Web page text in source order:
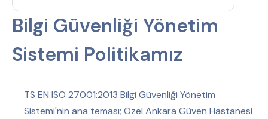
Bilgi Güvenliği Yönetim
Sistemi Politikamız
TS EN ISO 27001:2013 Bilgi Güvenliği Yönetim
Sistemi'nin ana teması; Özel Ankara Güven Hastanesi